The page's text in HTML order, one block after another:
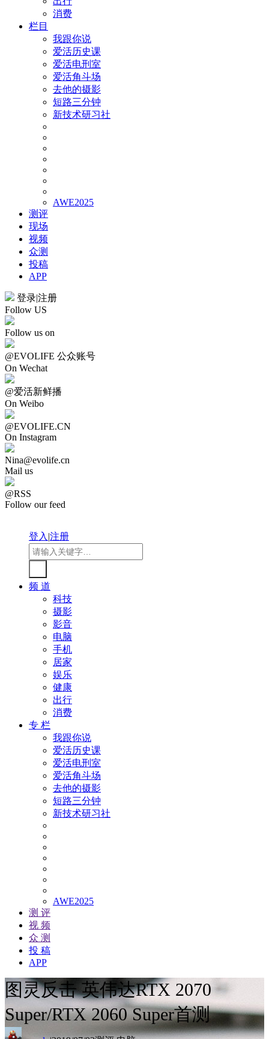
消费
栏目
我跟你说
爱活历史课
爱活电刑室
爱活角斗场
去他的摄影
短路三分钟
新技术研习社
AWE2025
测评
现场
视频
众测
投稿
APP
登录|注册
Follow US
Follow us on
@EVOLIFE 公众账号
On Wechat
@爱活新鲜播
On Weibo
@EVOLIFE.CN
On Instagram
Nina@evolife.cn
Mail us
@RSS
Follow our feed
登入|注册
频 道
科技
摄影
影音
电脑
手机
居家
娱乐
健康
出行
消费
专 栏
我跟你说
爱活历史课
爱活电刑室
爱活角斗场
去他的摄影
短路三分钟
新技术研习社
AWE2025
测 评
视 频
众 测
投 稿
APP
图灵反击 英伟达RTX 2070
Super/RTX 2060 Super首测